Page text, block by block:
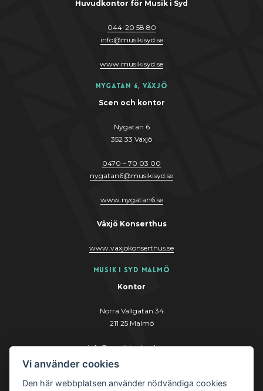
Huvudkontor för Musik i Syd
044-20 58 80
info@musikisyd.se
www.musikisyd.se
Nygatan 6, Växjö
Scen och kontor
Nygatan 6
352 33 Växjö
0470 – 70 03 00
nygatan6@musikisyd.se
www.nygatan6.se
Växjö Konserthus
www.vaxjokonserthus.se
Musik i Syd Malmö
Kontor
Norra Vallgatan 34
211 25 Malmö
info@musikisydmalmo.se
www.musikisydmalmo.se
Vi använder cookies
Den här webbplatsen använder nödvändiga cookies